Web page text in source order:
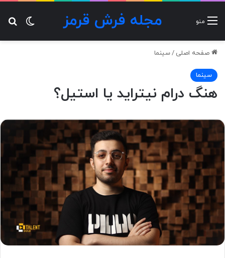
مجله فرش قرمز منو
صفحه اصلی /سینما
سینما
هنگ درام نیتراید یا استیل؟